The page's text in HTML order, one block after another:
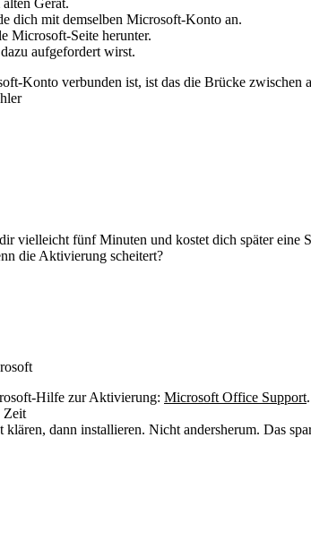
Gerät.
dich mit demselben Microsoft-Konto an.
Microsoft-Seite herunter.
aufgefordert wirst.
Konto verbunden ist, ist das die Brücke
vielleicht fünf Minuten und kostet dich später eine
die Aktivierung scheitert?
Hilfe zur Aktivierung: Microsoft Office Support.
Zeit
dann installieren. Nicht andersherum. Das